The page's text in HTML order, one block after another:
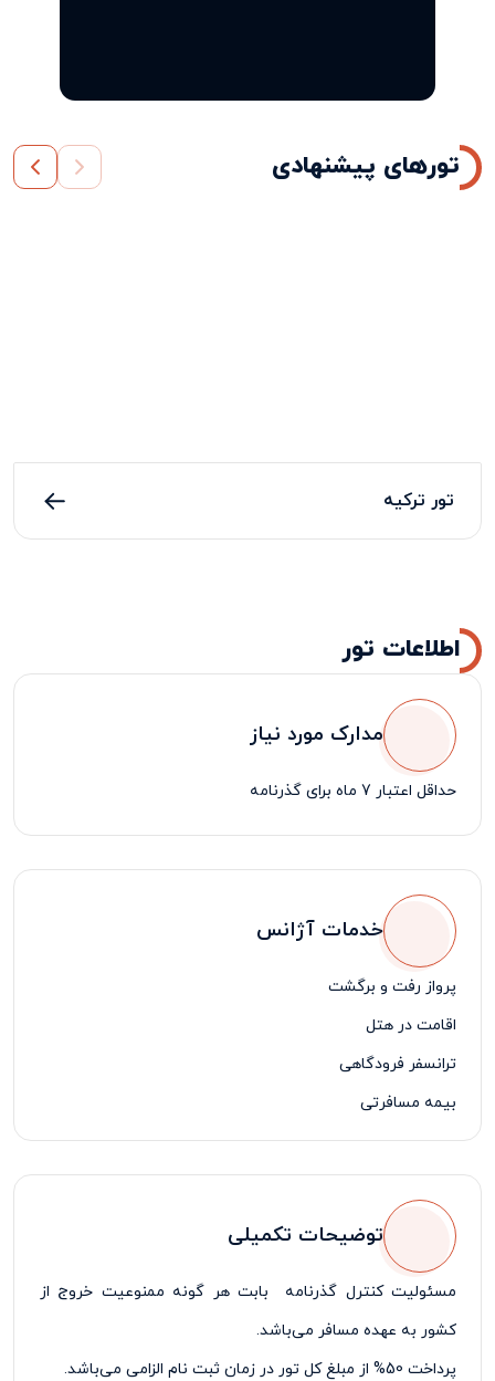
تورهای پیشنهادی
تور ترکیه
اطلاعات تور
مدارک مورد نیاز
حداقل اعتبار 7 ماه برای گذرنامه
خدمات آژانس
پرواز رفت و برگشت
اقامت در هتل
ترانسفر فرودگاهی
بیمه مسافرتی
لیدر فارسی زبان
توضیحات تکمیلی
مسئولیت کنترل گذرنامه بابت هر گونه ممنوعیت خروج از
کشور به عهده مسافر می‌باشد.
پرداخت 50% از مبلغ کل تور در زمان ثبت نام الزامی می‌باشد.